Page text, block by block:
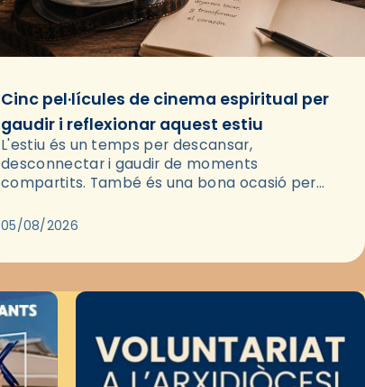
Cinc pel·lícules de cinema espiritual per
gaudir i reflexionar aquest estiu
L'estiu és un temps per descansar,
desconnectar i gaudir de moments
compartits. També és una bona ocasió per
través del cinema, reflexionar sobre les…
05/08/2026